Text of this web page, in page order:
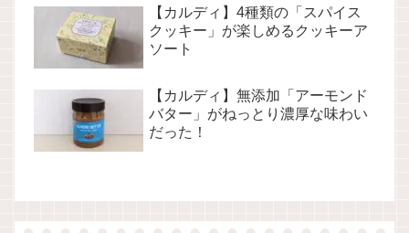
【カルディ】4種類の「スパイス
クッキー」が楽しめるクッキーア
ソート
【カルディ】無添加「アーモンド
バター」がねっとり濃厚な味わい
だった！